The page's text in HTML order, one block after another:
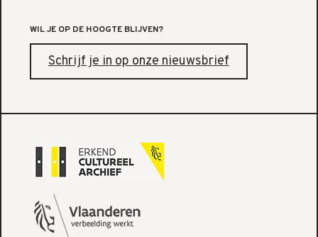
WIL JE OP DE HOOGTE BLIJVEN?
Schrijf je in op onze nieuwsbrief